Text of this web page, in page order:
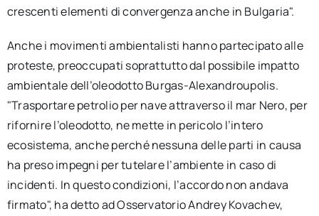
crescenti elementi di convergenza anche in Bulgaria".
Anche i movimenti ambientalisti hanno partecipato alle
proteste, preoccupati soprattutto dal possibile impatto
ambientale dell’oleodotto Burgas-Alexandroupolis.
"Trasportare petrolio per nave attraverso il mar Nero, per
rifornire l’oleodotto, ne mette in pericolo l’intero
ecosistema, anche perché nessuna delle parti in causa
ha preso impegni per tutelare l’ambiente in caso di
incidenti. In questo condizioni, l’accordo non andava
firmato", ha detto ad Osservatorio Andrey Kovachev,